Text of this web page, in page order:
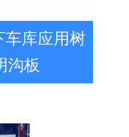
车库应用树
沟板